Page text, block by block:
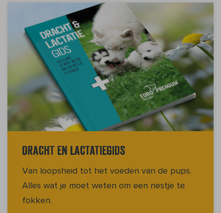
Dracht en lactatiegids
Van loopsheid tot het voeden van de pups.
Alles wat je moet weten om een nestje te
fokken.